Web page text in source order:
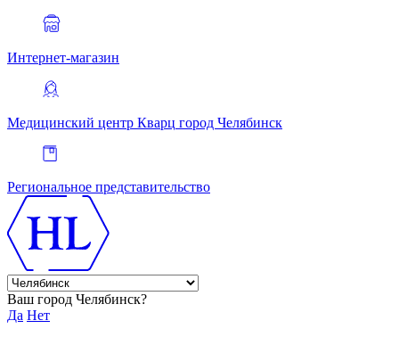
Интернет-магазин
Медицинский центр Кварц город Челябинск
Региональное представительство
Ваш город Челябинск?
Да Нет